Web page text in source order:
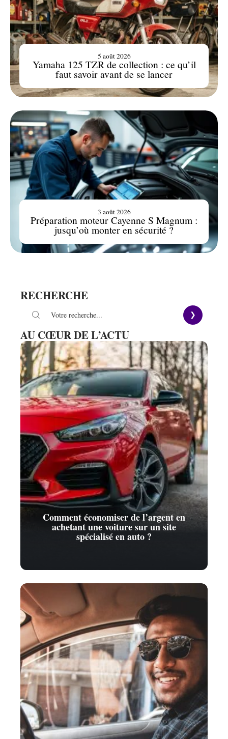
Yamaha 125 TZR de collection : ce qu’il
faut savoir avant de se lancer
5 août 2026
Préparation moteur Cayenne S Magnum :
jusqu’où monter en sécurité ?
3 août 2026
RECHERCHE
AU CŒUR DE L’ACTU
Comment économiser de l’argent en
achetant une voiture sur un site
spécialisé en auto ?